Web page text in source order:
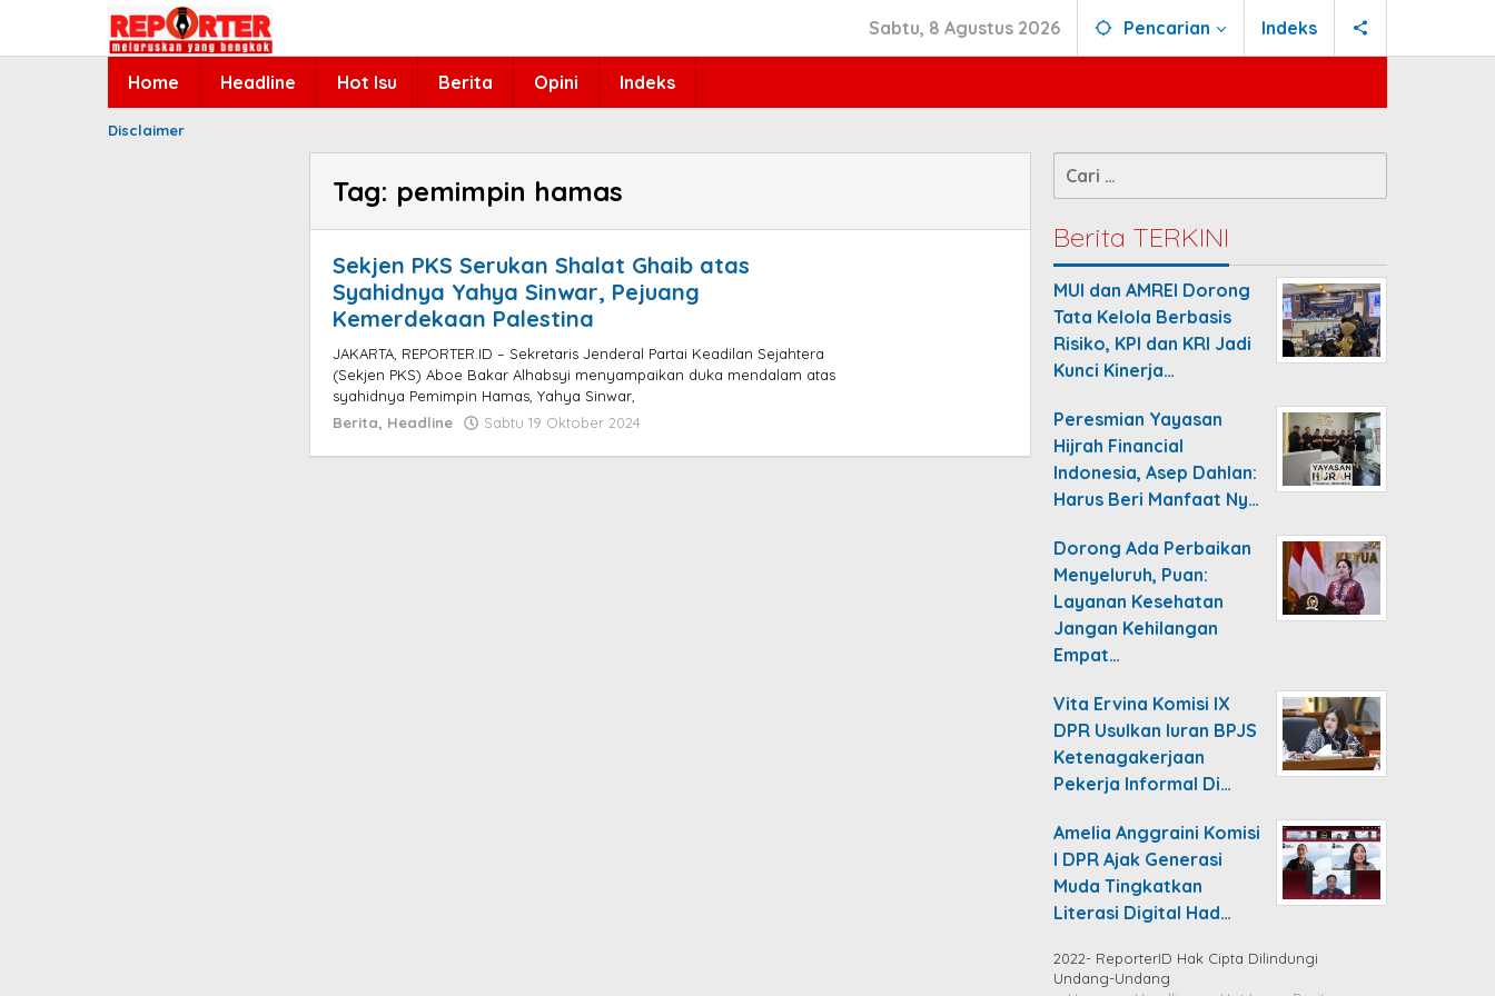
Sabtu, 8 Agustus 2026 Pencarian Indeks
Home Headline Hot Isu Berita Opini Indeks
Disclaimer
Tag: pemimpin hamas
Sekjen PKS Serukan Shalat Ghaib atas
Syahidnya Yahya Sinwar, Pejuang
Kemerdekaan Palestina
JAKARTA, REPORTER.ID – Sekretaris Jenderal Partai Keadilan Sejahtera
(Sekjen PKS) Aboe Bakar Alhabsyi menyampaikan duka mendalam atas
syahidnya Pemimpin Hamas, Yahya Sinwar,
Berita, Headline Sabtu 19 Oktober 2024
Cari
untuk:
Berita TERKINI
MUI dan AMREI Dorong
Tata Kelola Berbasis
Risiko, KPI dan KRI Jadi
Kunci Kinerja…
Peresmian Yayasan
Hijrah Financial
Indonesia, Asep Dahlan:
Harus Beri Manfaat Ny…
Dorong Ada Perbaikan
Menyeluruh, Puan:
Layanan Kesehatan
Jangan Kehilangan
Empat…
Vita Ervina Komisi IX
DPR Usulkan Iuran BPJS
Ketenagakerjaan
Pekerja Informal Di…
Amelia Anggraini Komisi
I DPR Ajak Generasi
Muda Tingkatkan
Literasi Digital Had…
2022- ReporterID Hak Cipta Dilindungi
Undang-Undang